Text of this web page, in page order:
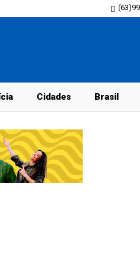
Cidades Brasil